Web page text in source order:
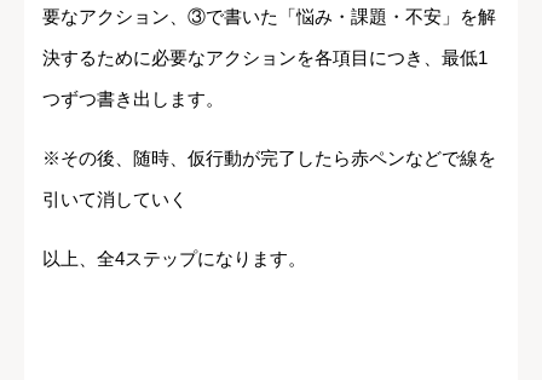
要なアクション、③で書いた「悩み・課題・不安」を解
決するために必要なアクションを各項目につき、最低1
つずつ書き出します。
※その後、随時、仮行動が完了したら赤ペンなどで線を
引いて消していく
以上、全4ステップになります。